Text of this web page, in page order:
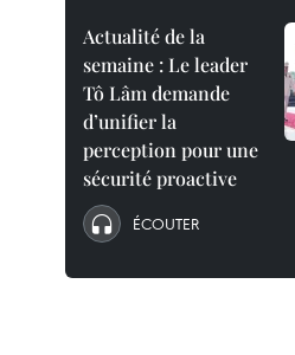
Actualité de la
semaine : Le leader
Tô Lâm demande
d’unifier la
perception pour une
sécurité proactive
ÉCOUTER